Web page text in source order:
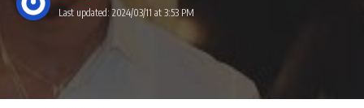
Last updated: 2024/03/11 at 3:53 PM